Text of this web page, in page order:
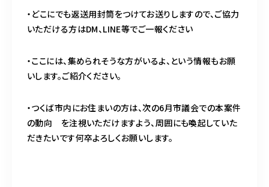
・どこにでも返送用封筒をつけてお送りしますので、ご協力
いただける方はDM、LINE等でご一報ください
・ここには、集められそうな方がいるよ、という情報もお願
いします。ご紹介ください。
・つくば市内にお住まいの方は、次の6月市議会での本案件
の動向 を注視いただけますよう、周囲にも喚起していた
だきたいです何卒よろしくお願いします。